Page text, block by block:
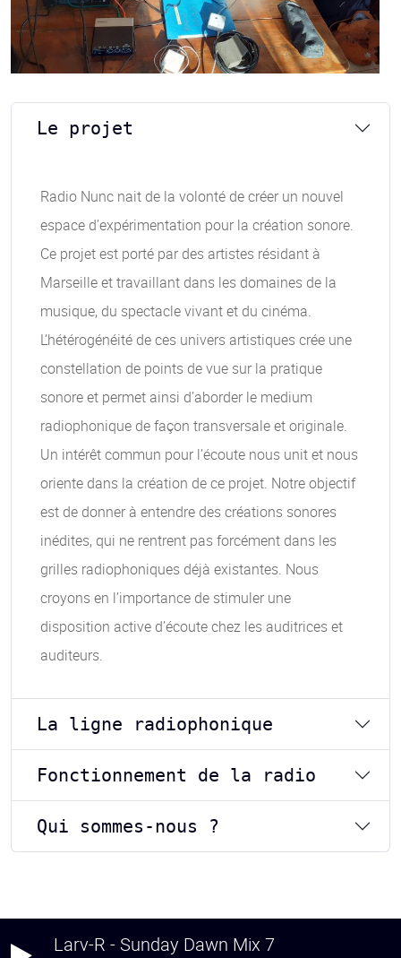
Le projet
Radio Nunc nait de la volonté de créer un nouvel
espace d’expérimentation pour la création sonore.
Ce projet est porté par des artistes résidant à
Marseille et travaillant dans les domaines de la
musique, du spectacle vivant et du cinéma.
L’hétérogénéité de ces univers artistiques crée une
constellation de points de vue sur la pratique
sonore et permet ainsi d’aborder le medium
radiophonique de façon transversale et originale.
Un intérêt commun pour l’écoute nous unit et nous
oriente dans la création de ce projet. Notre objectif
est de donner à entendre des créations sonores
inédites, qui ne rentrent pas forcément dans les
grilles radiophoniques déjà existantes. Nous
croyons en l’importance de stimuler une
disposition active d’écoute chez les auditrices et
auditeurs.
La ligne radiophonique
Fonctionnement de la radio
Qui sommes-nous ?
Larv-R - Sunday Dawn Mix 7